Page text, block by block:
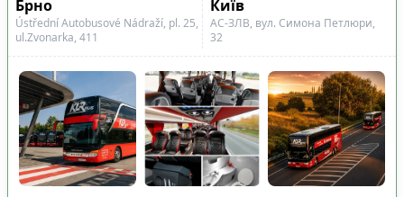
Брно
Київ
Ústřední Autobusové Nádraží, pl. 25,
ul.Zvonarka, 411
АС-ЗЛВ, вул. Симона Петлюри,
32